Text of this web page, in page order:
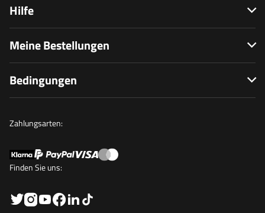
Hilfe
Meine Bestellungen
Bedingungen
Zahlungsarten:
Finden Sie uns: